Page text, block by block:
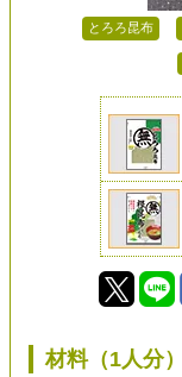
とろろ昆布
材料（1人分）